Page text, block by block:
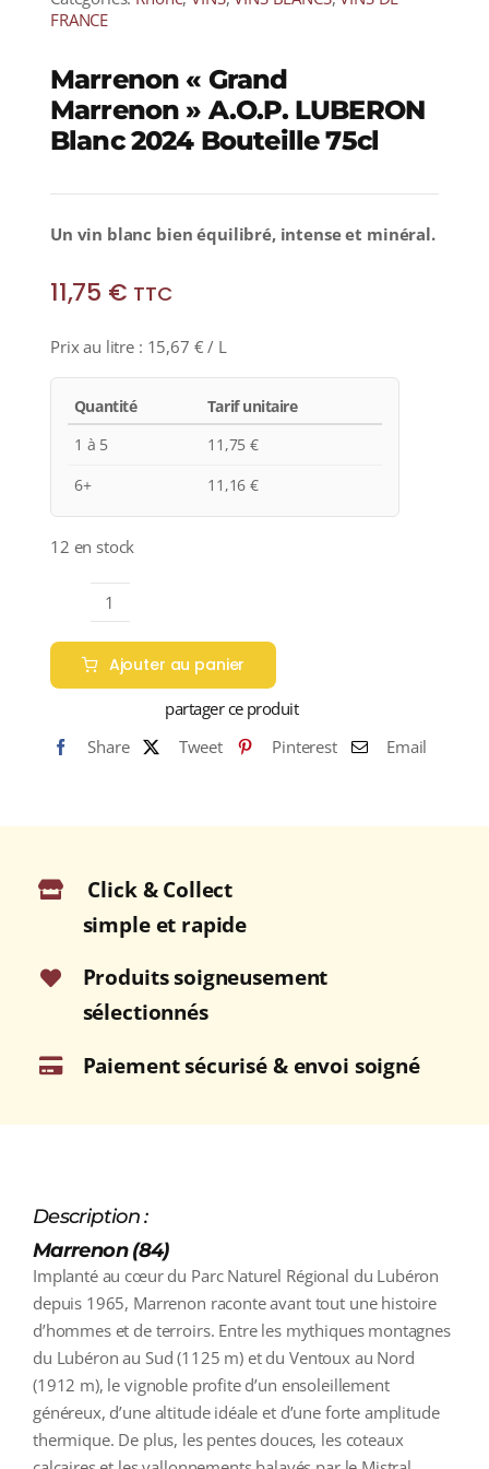
FRANCE
Marrenon « Grand
Marrenon » A.O.P. LUBERON
Blanc 2024 Bouteille 75cl
Un vin blanc bien équilibré, intense et minéral.
11,75 € TTC
Prix au litre : 15,67 € / L
Quantité
Tarif unitaire
1 à 5
11,75€
6+
11,16€
12 en stock
quantité
de
Marrenon
"Grand
Marrenon"
A.O.P.
2024
75cl
Ajouter au panier
partager ce produit
Share
Tweet Pinterest Email
Click & Collect
simple et rapide
Produits soigneusement
sélectionnés
Paiement sécurisé & envoi soigné
Description :
Marrenon (84)
Implanté au cœur du Parc Naturel Régional du Lubéron
depuis 1965, Marrenon raconte avant tout une histoire
d’hommes et de terroirs. Entre les mythiques montagnes
du Lubéron au Sud (1125 m) et du Ventoux au Nord
(1912 m), le vignoble profite d’un ensoleillement
généreux, d’une altitude idéale et d’une forte amplitude
thermique. De plus, les pentes douces, les coteaux